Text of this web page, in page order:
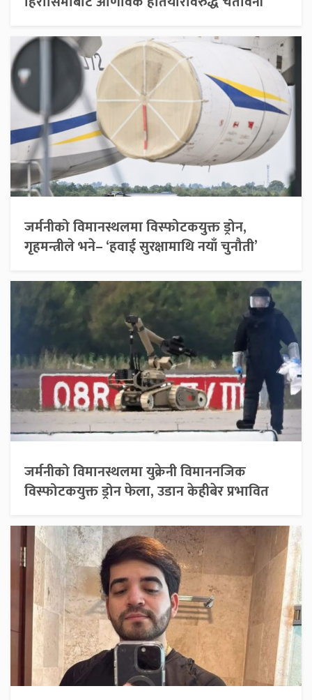
जर्मनीको विमानस्थलमा विस्फोटकयुक्त ड्रोन,
गृहमन्त्रीले भने– ‘हवाई सुरक्षामाथि नयाँ चुनौती’
जर्मनीको विमानस्थलमा युक्रेनी विमाननजिक
विस्फोटकयुक्त ड्रोन फेला, उडान केहीबेर प्रभावित